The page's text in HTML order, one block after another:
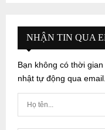
NHẬN TIN QUA
Bạn không có thời
nhật tự động qua